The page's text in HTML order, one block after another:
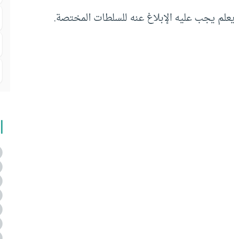
يجب عليه الإبلاغ عنه للسلطات المختصة.